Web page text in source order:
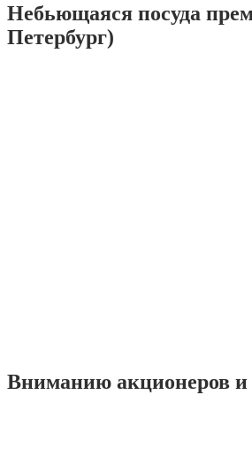
Небьющаяся посуда
Петербург)
Вниманию акционеров